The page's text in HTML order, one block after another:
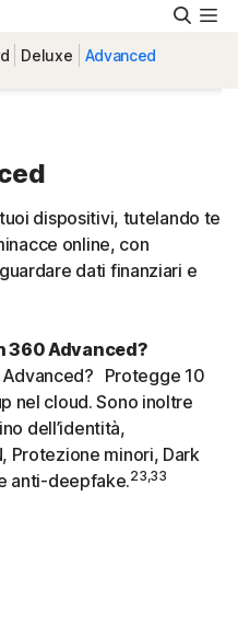
Cerca
Deluxe Advanced
dispositivi, tutelando te
online, con
dati finanziari e
360 Advanced?
Protegge 10
nel cloud. Sono inoltre
dell’identità,
Protezione minori, Dark
anti-deepfake.23,33